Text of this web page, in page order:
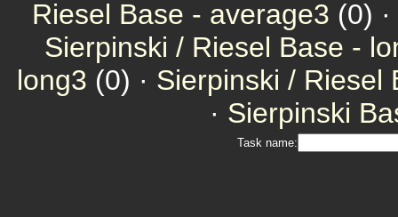
Riesel Base - average3 (0) ·
Sierpinski / Riesel Base -
long3 (0) · Sierpinski / Riesel
· Sierpinski
Task name: